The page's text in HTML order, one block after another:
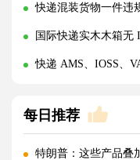
快递混装货物一件违规，整
国际快递实木木箱无 IPPC
快递 AMS、IOSS、VAT 预
每日推荐
特朗普：这些产品叠